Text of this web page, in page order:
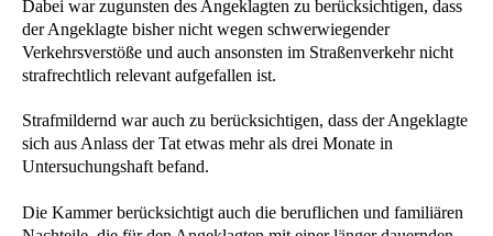
Dabei war zugunsten des Angeklagten zu berücksichtigen, dass
der Angeklagte bisher nicht wegen schwerwiegender
Verkehrsverstöße und auch ansonsten im Straßenverkehr nicht
strafrechtlich relevant aufgefallen ist.
Strafmildernd war auch zu berücksichtigen, dass der Angeklagte
sich aus Anlass der Tat etwas mehr als drei Monate in
Untersuchungshaft befand.
Die Kammer berücksichtigt auch die beruflichen und familiären